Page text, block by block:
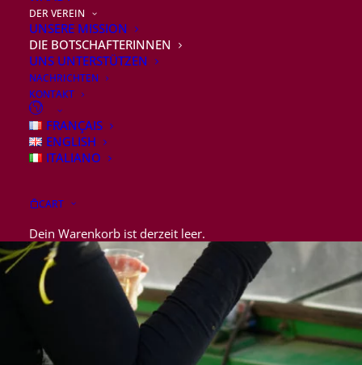
DER VEREIN
UNSERE MISSION
DIE BOTSCHAFTERINNEN
UNS UNTERSTÜTZEN
NACHRICHTEN
KONTAKT
FRANÇAIS
ENGLISH
ITALIANO
CART
Dein Warenkorb ist derzeit leer.
Botschafterinnen